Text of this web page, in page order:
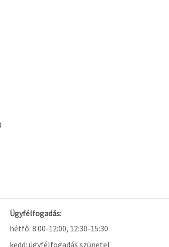
Ügyfélfogadás:
hétfő: 8:00-12:00, 12:30-15:30
kedd: ügyfélfogadás szünetel